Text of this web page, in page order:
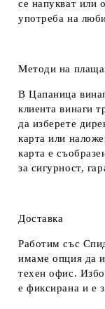
се напукват или
употреба на
Методи на
В Цапаница
клиента винаги
да изберете
карта или
карта е
за сигурност,
Доставка
Работим със
имаме опция да
техен офис.
е фиксирана и е